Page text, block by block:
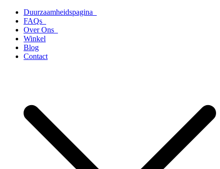
naar
inhoud
Duurzaamheidspagina
FAQs
Over Ons
Winkel
Blog
Contact